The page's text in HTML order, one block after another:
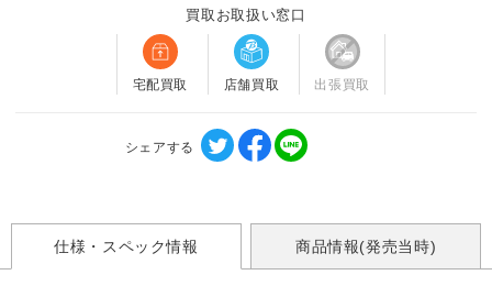
買取お取扱い窓口
宅配買取 店舗買取 出張買取
シェアする
仕様・スペック情報 商品情報(発売当時)